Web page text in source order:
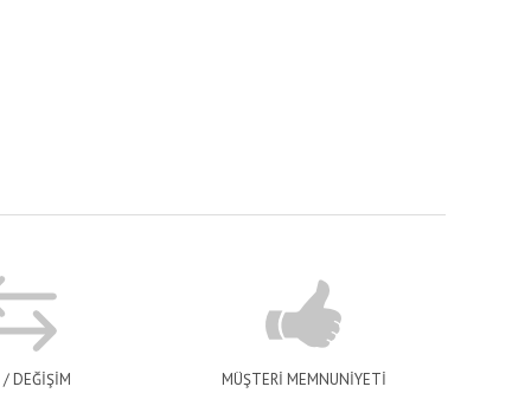
/ DEĞİŞİM
MÜŞTERİ MEMNUNİYETİ